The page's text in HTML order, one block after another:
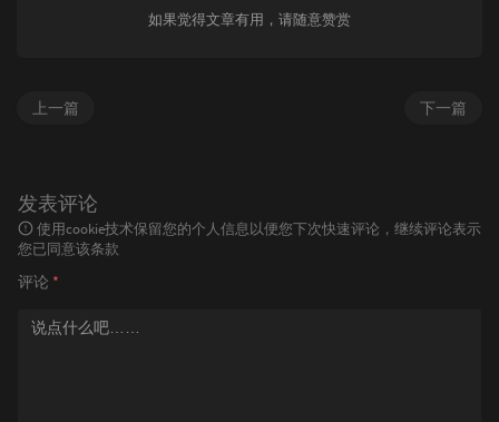
如果觉得文章有用，请随意赞赏
下一篇
上一篇
发表评论
使用cookie技术保留您的个人信息以便您下次快速评论，继续评论表示
您已同意该条款
评论 *